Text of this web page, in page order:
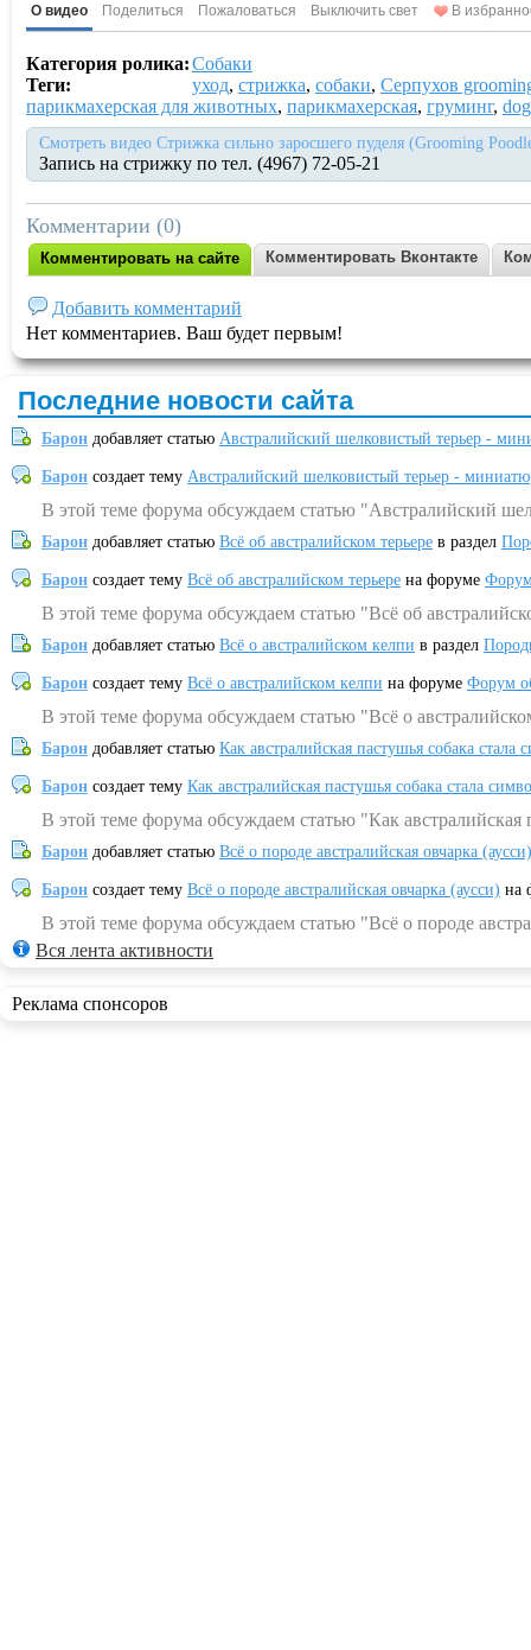
О видео Поделиться Пожаловаться Выключить свет В
Категория ролика:Собаки
Теги:
уход, стрижка, собаки, Серпухов
парикмахерская для животных, парикмахерская, груминг,
Смотреть видео Стрижка сильно заросшего пуделя (Grooming
Запись на стрижку по тел. (4967) 72-05-21
Комментарии (0)
Комментировать на сайте Комментировать Вконтакте
Добавить комментарий
Нет комментариев. Ваш будет первым!
Последние новости сайта
Барон добавляет статью Австралийский шелковистый терьер -
Барон создает тему Австралийский шелковистый терьер -
В этой теме форума обсуждаем статью "Австралийский
Барон добавляет статью Всё об австралийском терьере в раздел
Барон создает тему Всё об австралийском терьере на форуме
В этой теме форума обсуждаем статью "Всё об
Барон добавляет статью Всё о австралийском келпи в раздел
Барон создает тему Всё о австралийском келпи на форуме Форум
В этой теме форума обсуждаем статью "Всё о
Барон добавляет статью Как австралийская пастушья собака
Барон создает тему Как австралийская пастушья собака стала
В этой теме форума обсуждаем статью "Как
Барон добавляет статью Всё о породе австралийская овчарка (аусси)
Барон создает тему Всё о породе австралийская овчарка (аусси) на
В этой теме форума обсуждаем статью "Всё о породе
Вся лента активности
Реклама спонсоров